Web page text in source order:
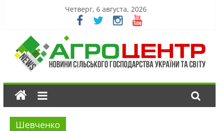
Четверг, 6 августа, 2026
Шевченко